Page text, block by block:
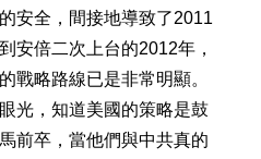
安全，間接地導致了2011
安倍二次上台的2012年，
戰略路線已是非常明顯。
光，知道美國的策略是鼓
前卒，當他們與中共真的